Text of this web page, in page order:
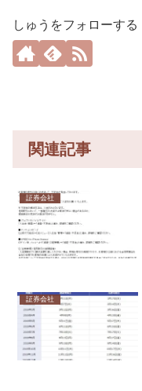
しゅうをフォローする
関連記事
証券会社
証券会社